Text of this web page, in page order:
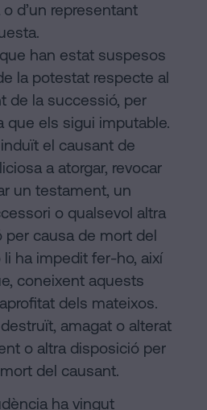
d’un representant
han estat suspesos
la potestat respecte al
de la successió, per
que els sigui imputable.
el causant de
a atorgar, revocar
un testament, un
o qualsevol altra
per causa de mort del
li ha impedit fer-ho, així
coneixent aquests
dels mateixos.
amagat o alterat
o altra disposició per
del causant.
ha vingut